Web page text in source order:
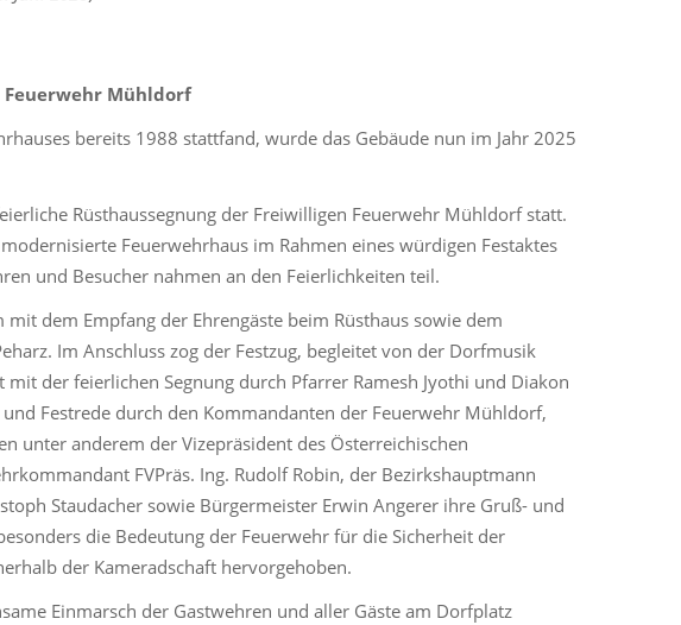
Feuerwehr Mühldorf
bereits 1988 stattfand, wurde das Gebäude nun im Jahr 2025
Rüsthaussegnung der Freiwilligen Feuerwehr Mühldorf statt.
Feuerwehrhaus im Rahmen eines würdigen Festaktes
und Besucher nahmen an den Feierlichkeiten teil.
dem Empfang der Ehrengäste beim Rüsthaus sowie dem
Im Anschluss zog der Festzug, begleitet von der Dorfmusik
der feierlichen Segnung durch Pfarrer Ramesh Jyothi und Diakon
Festrede durch den Kommandanten der Feuerwehr Mühldorf,
unter anderem der Vizepräsident des Österreichischen
FVPräs. Ing. Rudolf Robin, der Bezirkshauptmann
Staudacher sowie Bürgermeister Erwin Angerer ihre Gruß- und
die Bedeutung der Feuerwehr für die Sicherheit der
der Kameradschaft hervorgehoben.
Einmarsch der Gastwehren und aller Gäste am Dorfplatz